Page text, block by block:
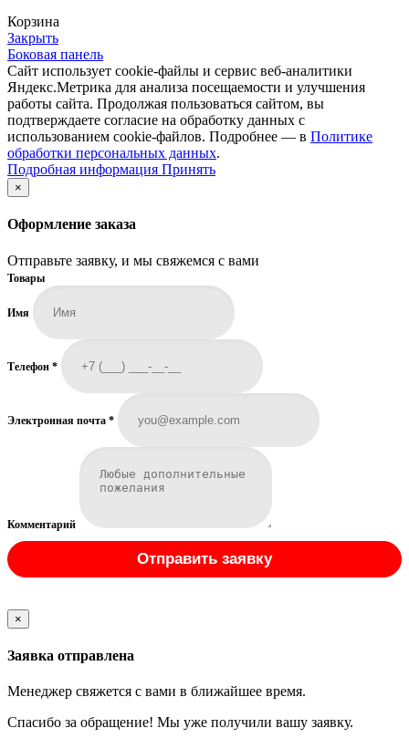
Корзина
Закрыть
Боковая панель
Сайт использует cookie-файлы и сервис веб-аналитики
Яндекс.Метрика для анализа посещаемости и улучшения
работы сайта. Продолжая пользоваться сайтом, вы
подтверждаете согласие на обработку данных с
использованием cookie-файлов. Подробнее — в Политике
обработки персональных данных.
Подробная информация Подробная
Принять
×
Оформление заказа
Отправьте заявку, и мы свяжемся с вами
Товары
Имя
Телефон *
Электронная почта *
Комментарий
Отправить заявку
×
Заявка отправлена
Менеджер свяжется с вами в ближайшее время.
Спасибо за обращение! Мы уже получили вашу заявку.